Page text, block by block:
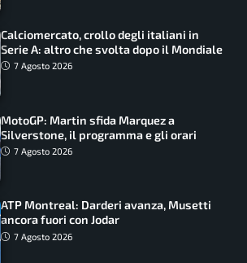
Calciomercato, crollo degli italiani in
Serie A: altro che svolta dopo il Mondiale
7 Agosto 2026
MotoGP: Martin sfida Marquez a
Silverstone, il programma e gli orari
7 Agosto 2026
ATP Montreal: Darderi avanza, Musetti
ancora fuori con Jodar
7 Agosto 2026